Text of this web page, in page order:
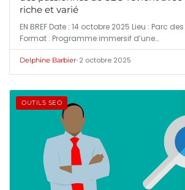
riche et varié
EN BREF Date : 14 octobre 2025 Lieu : Parc
Format : Programme immersif d’une…
Delphine Barbier•2 octobre 2025
OUTILS SEO